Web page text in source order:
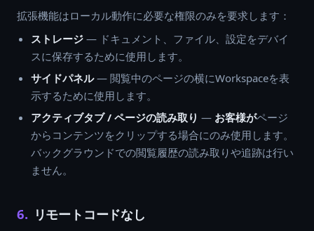
拡張機能はローカル動作に必要な権限のみを要求します：
ストレージ — ドキュメント、ファイル、設定をデバイ
スに保存するために使用します。
サイドパネル— 閲覧中のページの横にWorkspaceを表
示するために使用します。
アクティブタブ / ページの読み取り — お客様がページ
からコンテンツをクリップする場合にのみ使用します。
バックグラウンドでの閲覧履歴の読み取りや追跡は行い
ません。
6. リモートコードなし